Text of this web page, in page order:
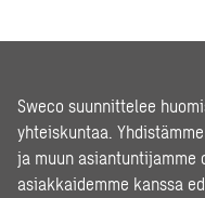
Sweco suunnittelee
yhteiskuntaa.
ja muun asiantuntijamme
asiakkaidemme kanssa